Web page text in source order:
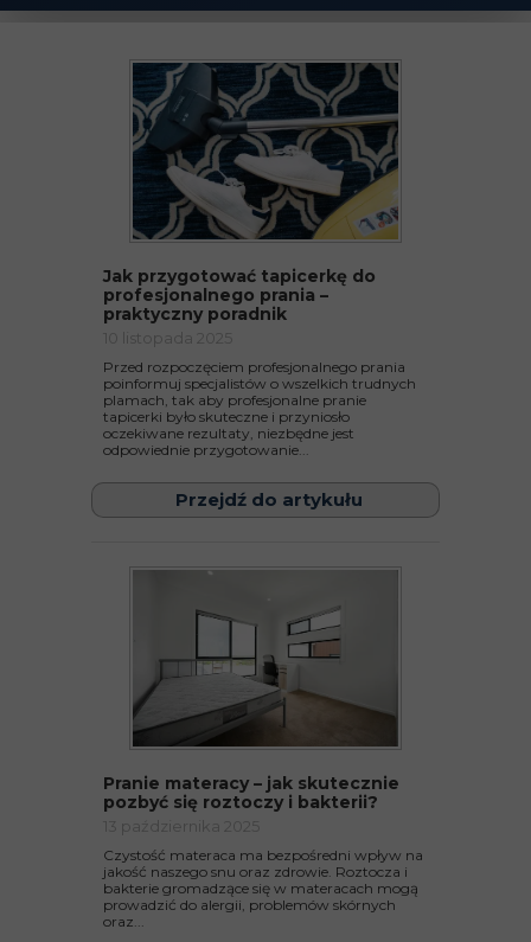
Jak przygotować tapicerkę do
profesjonalnego prania –
praktyczny poradnik
10 listopada 2025
Przed rozpoczęciem profesjonalnego prania
poinformuj specjalistów o wszelkich trudnych
plamach, tak aby profesjonalne pranie
tapicerki było skuteczne i przyniosło
oczekiwane rezultaty, niezbędne jest
odpowiednie przygotowanie...
Przejdź do artykułu
Pranie materacy – jak skutecznie
pozbyć się roztoczy i bakterii?
13 października 2025
Czystość materaca ma bezpośredni wpływ na
jakość naszego snu oraz zdrowie. Roztocza i
bakterie gromadzące się w materacach mogą
prowadzić do alergii, problemów skórnych
oraz...